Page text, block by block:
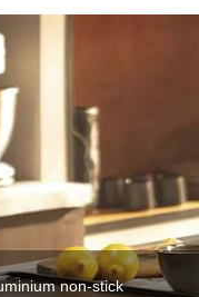
non-stick